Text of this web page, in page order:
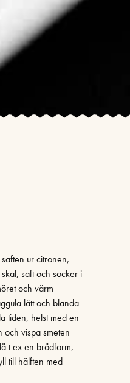
ur citronen,
saft och socker i
och värm
lätt och blanda
tiden, helst med en
och vispa smeten
t ex en brödform,
till hälften med